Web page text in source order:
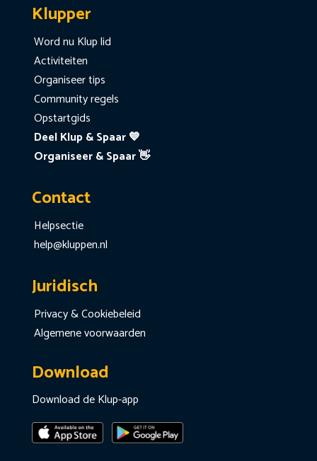
Klupper
Word nu Klup lid
Activiteiten
Organiseer tips
Community regels
Opstartgids
Deel Klup & Spaar 💙
Organiseer & Spaar 👋
Contact
Helpsectie
help@kluppen.nl
Juridisch
Privacy & Cookiebeleid
Algemene voorwaarden
Download
Download de Klup-app